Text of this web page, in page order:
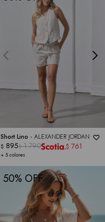
Short Lino - ALEXANDER JORDAN
+ 5 colores
$ 895$ 1.790 $ 761
50